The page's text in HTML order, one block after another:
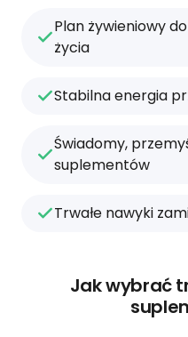
Plan żywieniowy
życia
Stabilna energia
Świadomy,
suplementów
Trwałe nawyki
Jak wybrać